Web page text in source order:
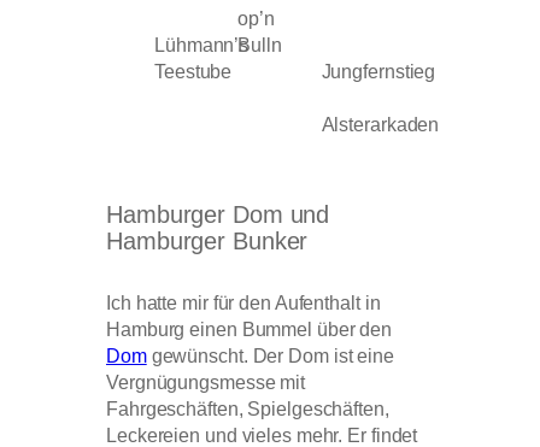
Lühmann’s
Teestube
op’n
Bulln
Jungfernstieg
Alsterarkaden
Hamburger Dom und
Hamburger Bunker
Ich hatte mir für den Aufenthalt in
Hamburg einen Bummel über den
Domgewünscht. Der Dom ist eine
Vergnügungsmesse mit
Fahrgeschäften, Spielgeschäften,
Leckereien und vieles mehr. Er findet